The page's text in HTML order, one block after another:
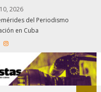
2026
del Periodismo
en Cuba